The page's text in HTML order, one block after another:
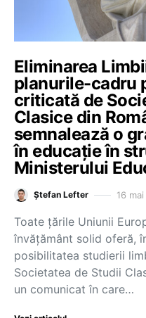
Eliminarea
planurile-cadru
criticată de
Clasice din
semnalează o
în educație în
Ministerului
Ștefan Lefter 16
Toate țările Uniunii
învățământ solid oferă,
posibilitatea studierii
Societatea de Studii
un comunicat în care…